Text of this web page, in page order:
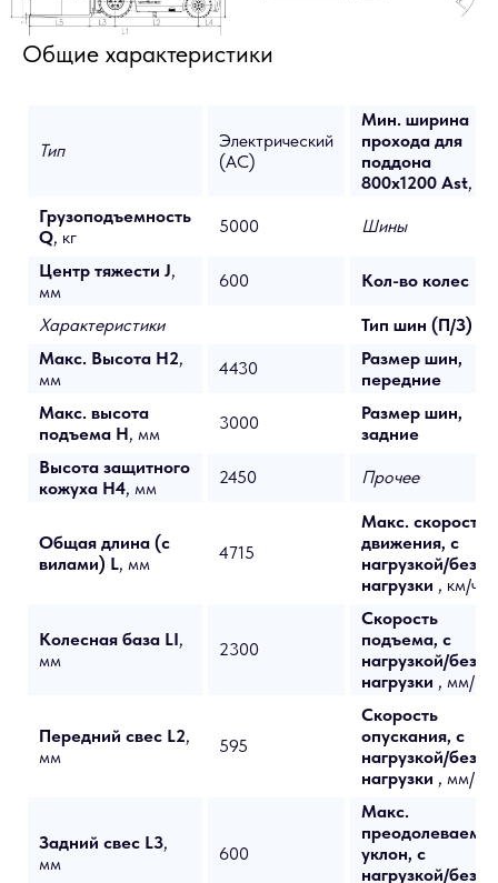
Общие характеристики
Тип
Электрический
(AC)
Мин. ширина
прохода для
поддона
800x1200 Ast, мм
Грузоподъемность
Q, кг
5000 Шины
Центр тяжести J,
мм
600 Кол-во колес
Характеристики
Тип шин (П/З)
Макс. Высота H2,
мм
4430
Размер шин,
передние
Макс. высота
подъема H, мм
3000
Размер шин,
задние
Высота защитного
кожуха H4, мм
2450 Прочее
Общая длина (с
вилами) L, мм
4715
Макс. скорость
движения, с
нагрузкой/без
нагрузки , км/ч
Колесная база LI,
мм
2300
Скорость
подъема, с
нагрузкой/без
нагрузки , мм/с
Передний свес L2,
мм
595
Скорость
опускания, с
нагрузкой/без
нагрузки , мм/с
Задний свес L3,
мм
600
Макс.
уклон, с
нагрузкой/без